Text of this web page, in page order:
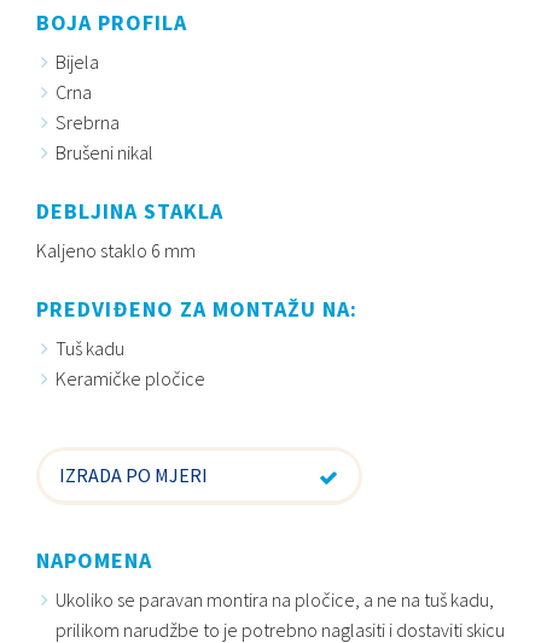
BOJA PROFILA
Bijela
Crna
Srebrna
Brušeni nikal
DEBLJINA STAKLA
Kaljeno staklo 6 mm
PREDVIĐENO ZA MONTAŽU NA:
Tuš kadu
Keramičke pločice
IZRADA PO MJERI
NAPOMENA
Ukoliko se paravan montira na pločice, a ne na tuš kadu,
prilikom narudžbe to je potrebno naglasiti i dostaviti skicu